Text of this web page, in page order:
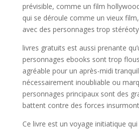
prévisible, comme un film
qui se déroule comme un vieux
avec des personnages trop
livres gratuits est aussi prenante
personnages ebooks sont trop
agréable pour un après-midi
nécessairement inoubliable ou
personnages principaux sont des
battent contre des forces
Ce livre est un voyage initiatique